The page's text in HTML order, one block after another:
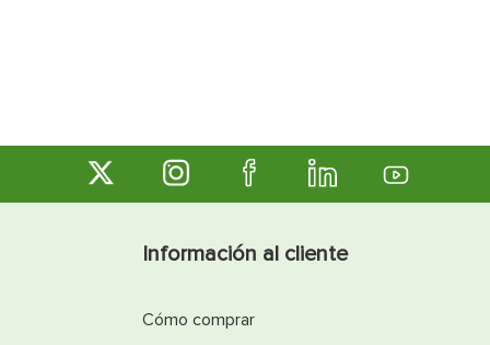
Información al cliente
Cómo comprar